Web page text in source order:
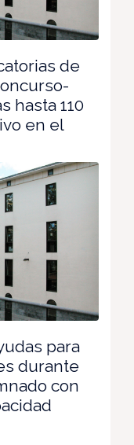
de
hasta 110
en el
para
durante
con